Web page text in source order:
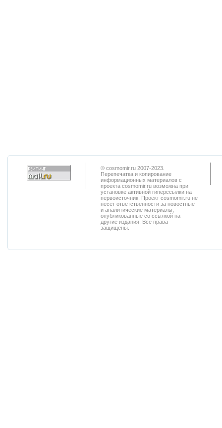
© cosmomir.ru 2007-2023.
Перепечатка и копирование
информационных материалов с
проекта cosmomir.ru возможна при
установке активной гиперссылки на
первоисточник. Проект cosmomir.ru не
несет ответственности за новостные
и аналитические материалы,
опубликованные со ссылкой на
другие издания. Все права
защищены.